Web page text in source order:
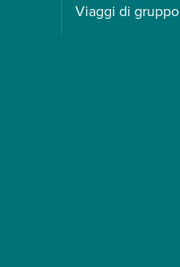
Viaggi di gruppo